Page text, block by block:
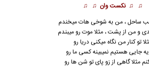
♫ ♫ نکست وان ♫ ♫
لب ساحل ، من به شوخی هات میخندم
و من از پشت ، مثلا موت رو میبندم
تو کنار من نگاه میکنی دریا رو
یه جایی هستیم نمیبینه کسی ما رو
مثلا گاهی از زو پای تو شن ها رو